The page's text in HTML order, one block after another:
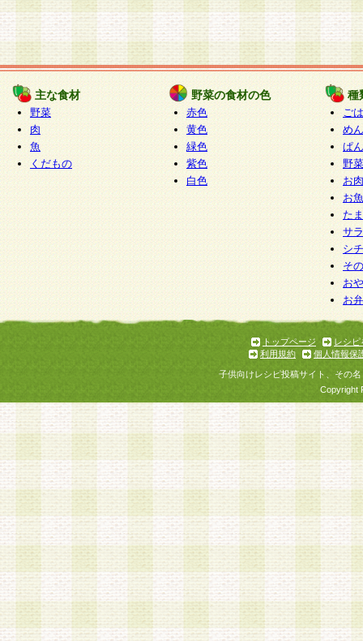
○個人情報の委託について
個人情報の取り扱いを外部に委託する場合は、
情報管理基準を満たす企業を選定して委託を行
が行われるよう監督します。
○開示対象個人情報の開示等および問い合わせ窓口
本人からの求めにより、当社が本件により取得
報の利用目的の通知・開示・内容の訂正・追加
停止・消去及び第三者への提供の禁止（以下、
といいます。）に応じます。
開示等に応じる窓口は以下になります。
ぱくすく食堂個人情報お客様相談窓口 paku-
m
個人情報を与えることは任意ですが、個人情報
意をいただけない場合には、当社のサービスの
お問い合わせ・ご相談への対応ができない場合
主な食材
野菜
肉
魚
くだもの
野菜の食材の色
赤色
黄色
緑色
紫色
白色
種
ご
めん
ぱん
野
お
お
た
サ
シ
そ
お
お
トップページ
レシピ
利用規約
個人情報保
子供向けレシピ投稿サイト、その
Copyright